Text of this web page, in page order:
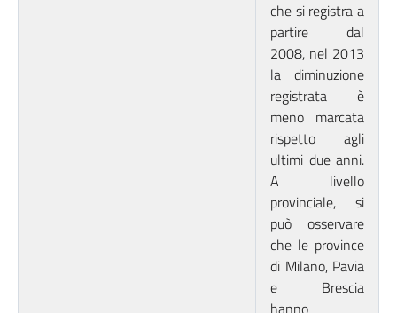
che si registra a
partire dal
2008, nel 2013
la diminuzione
registrata è
meno marcata
rispetto agli
ultimi due anni.
A livello
provinciale, si
può osservare
che le province
di Milano, Pavia
e Brescia
hanno